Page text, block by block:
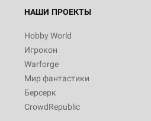
НАШИ ПРОЕКТЫ
Hobby World
Игрокон
Warforge
Мир фантастики
Берсерк
CrowdRepublic